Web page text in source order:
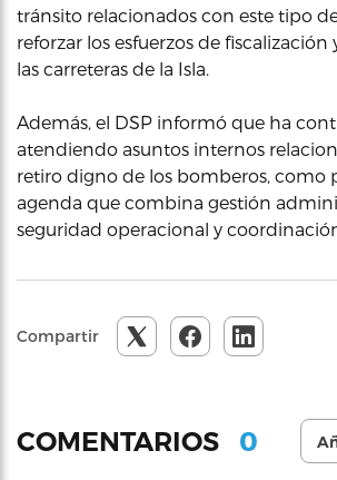
tránsito relacionados con este tipo
reforzar los esfuerzos de
las carreteras de la Isla.
Además, el DSP informó que ha
atendiendo asuntos internos
retiro digno de los bomberos, como
agenda que combina gestión
seguridad operacional y
Compartir
COMENTARIOS 0